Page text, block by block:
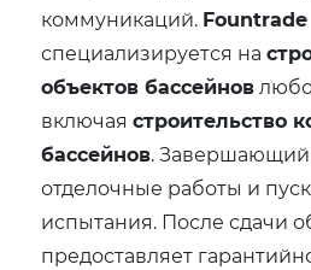
коммуникаций. Fountrade
специализируется на
объектов бассейнов
включаястроительство
бассейнов. Завершающий
отделочные работы и
испытания. После сдачи
предоставляет